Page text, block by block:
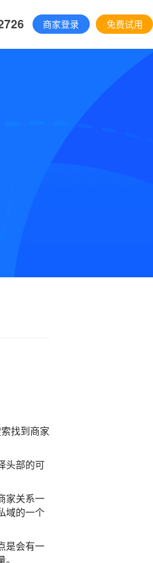
商家登录 免费试用
找到商家
头部的可
家关系一
域的一个
是会有一